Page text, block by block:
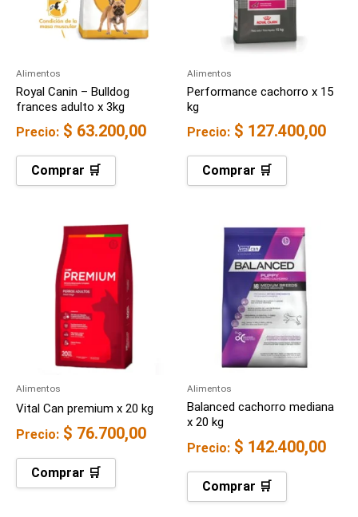
Alimentos
Royal Canin – Bulldog
frances adulto x 3kg
Precio: $ 63.200,00
Comprar 🛒
Alimentos
Performance cachorro x 15
kg
Precio: $ 127.400,00
Comprar 🛒
Alimentos
Vital Can premium x 20 kg
Precio: $ 76.700,00
Comprar 🛒
Alimentos
Balanced cachorro mediana
x 20 kg
Precio: $ 142.400,00
Comprar 🛒